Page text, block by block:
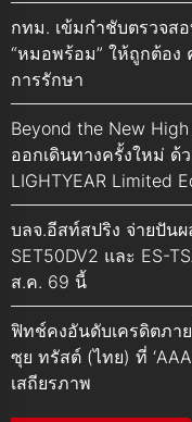
กทม. เข้มกำชับตรวจส
“หมอพร้อม” ให้ถูกต้อง
การรักษา
Beyond the New
ออกเดินทางครั้งใหม่ ด้
LIGHTYEAR Limited
บลจ.อีสท์สปริง จ่ายปัน
SET50DV2 และ ES-
ส.ค. 69 นี้
ฟิทช์คงอันดับเครดิตภา
ซุย ทรัสต์ (ไทย) ที่
เสถียรภาพ